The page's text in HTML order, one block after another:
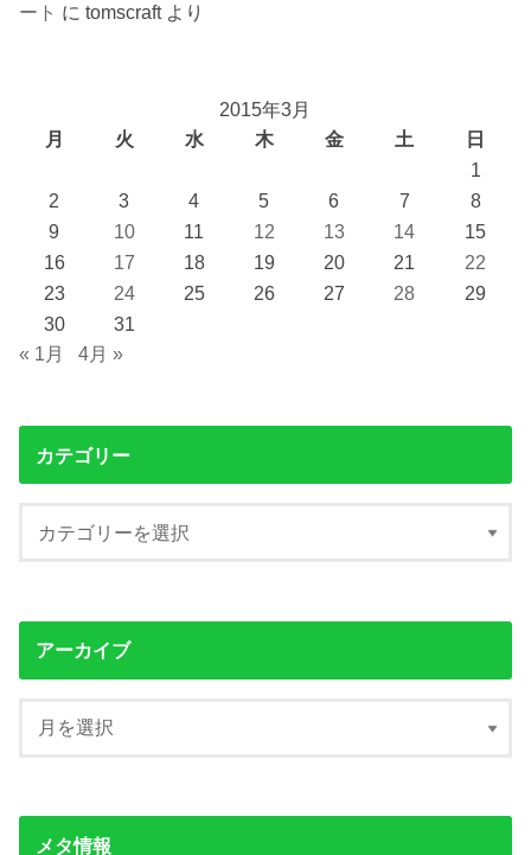
ート にtomscraftより
2015年3月
月
火 水 木 金 土
日
1
2
3 4 5 6 7
8
9
10 11 12 13 14
15
16
17 18 19 20 21
22
23
24 25 26 27 28
29
30
31
« 1月
4月 »
カテゴリー
アーカイブ
メタ情報